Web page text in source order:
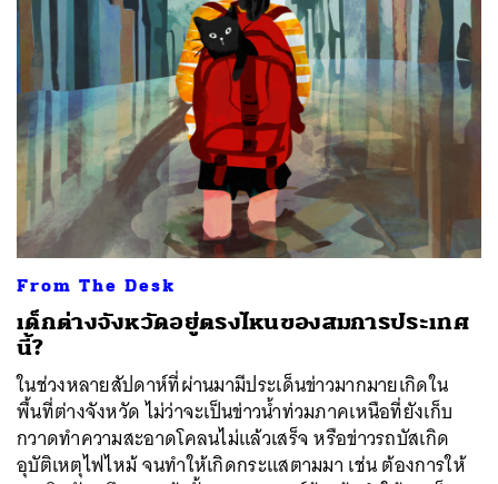
From The Desk
เด็กต่างจังหวัดอยู่ตรงไหนของสมการประเทศ
นี้?
ในช่วงหลายสัปดาห์ที่ผ่านมามีประเด็นข่าวมากมายเกิดใน
พื้นที่ต่างจังหวัด ไม่ว่าจะเป็นข่าวน้ำท่วมภาคเหนือที่ยังเก็บ
กวาดทำความสะอาดโคลนไม่แล้วเสร็จ หรือข่าวรถบัสเกิด
อุบัติเหตุไฟไหม้ จนทำให้เกิดกระแสตามมา เช่น ต้องการให้